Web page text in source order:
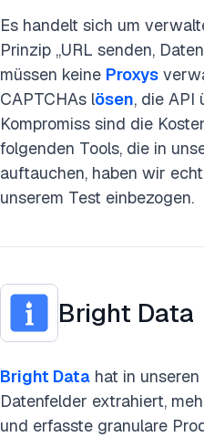
Es handelt sich um
Prinzip „URL senden,
müssen keine Proxys
CAPTCHAs lösen, die API
Kompromiss sind die
folgenden Tools, die in
auftauchen, haben wir
unserem Test einbezogen.
Bright Data
Bright Data hat in
Datenfelder extrahiert,
und erfasste granulare